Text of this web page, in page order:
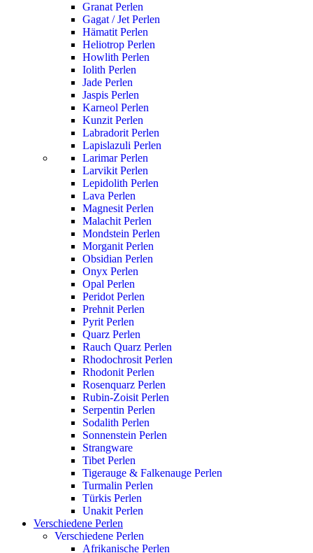
Granat Perlen
Gagat / Jet Perlen
Hämatit Perlen
Heliotrop Perlen
Howlith Perlen
Iolith Perlen
Jade Perlen
Jaspis Perlen
Karneol Perlen
Kunzit Perlen
Labradorit Perlen
Lapislazuli Perlen
Larimar Perlen
Larvikit Perlen
Lepidolith Perlen
Lava Perlen
Magnesit Perlen
Malachit Perlen
Mondstein Perlen
Morganit Perlen
Obsidian Perlen
Onyx Perlen
Opal Perlen
Peridot Perlen
Prehnit Perlen
Pyrit Perlen
Quarz Perlen
Rauch Quarz Perlen
Rhodochrosit Perlen
Rhodonit Perlen
Rosenquarz Perlen
Rubin-Zoisit Perlen
Serpentin Perlen
Sodalith Perlen
Sonnenstein Perlen
Strangware
Tibet Perlen
Tigerauge & Falkenauge Perlen
Turmalin Perlen
Türkis Perlen
Unakit Perlen
Verschiedene Perlen
Verschiedene Perlen
Afrikanische Perlen